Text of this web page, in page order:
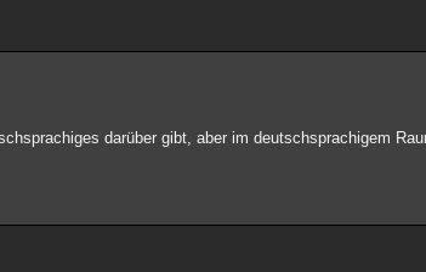
darüber gibt, aber im deutschsprachigem